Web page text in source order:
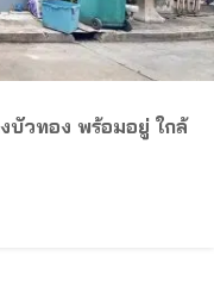
บัวทอง พร้อมอยู่ ใกล้